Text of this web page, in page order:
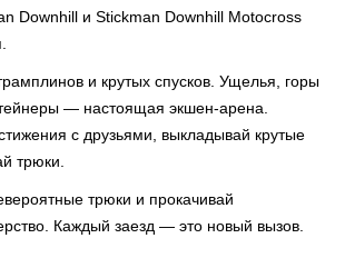
Downhill и Stickman Downhill Motocross
и крутых спусков. Ущелья, горы
— настоящая экшен-арена.
с друзьями, выкладывай крутые
трюки.
трюки и прокачивай
Каждый заезд — это новый вызов.